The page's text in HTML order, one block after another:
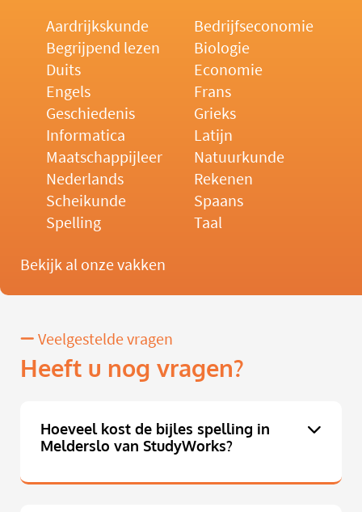
Aardrijkskunde
Bedrijfseconomie
Begrijpend lezen
Biologie
Duits
Economie
Engels
Frans
Geschiedenis
Grieks
Informatica
Latijn
Maatschappijleer
Natuurkunde
Nederlands
Rekenen
Scheikunde
Spaans
Spelling
Taal
Bekijk al onze vakken
Veelgestelde vragen
Heeft u nog vragen?
Hoeveel kost de bijles spelling in
Melderslo van StudyWorks?